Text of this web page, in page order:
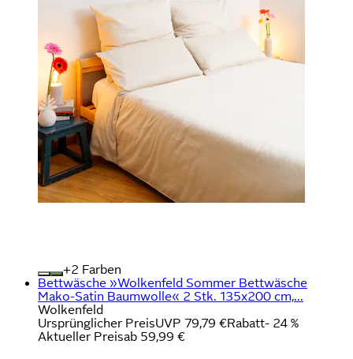
+
Farben
Bettwäsche »Wolkenfeld Sommer Bettwäsche
Mako-Satin Baumwolle« 2 Stk. 135x200 cm,...
Wolkenfeld
Ursprünglicher PreisUVP 79,79 €Rabatt- 24 %
Aktueller Preisab 59,99 €